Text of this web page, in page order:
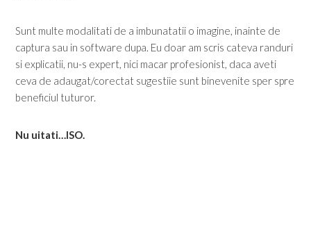
Sunt multe modalitati de a imbunatatii o imagine, inainte de
captura sau in software dupa. Eu doar am scris cateva randuri
si explicatii, nu-s expert, nici macar profesionist, daca aveti
ceva de adaugat/corectat sugestiie sunt binevenite sper spre
beneficiul tuturor.
Nu uitati…ISO.